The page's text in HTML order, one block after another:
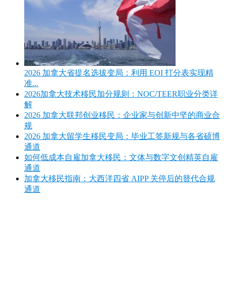
2026 加拿大省提名选拔变局：利用 EOI 打分表实现精
准...
2026加拿大技术移民加分规则：NOC/TEER职业分类详
解
2026 加拿大联邦创业移民：企业家与创新中坚的商业合
规
2026 加拿大留学生移民变局：毕业工签新规与各省硕博
通道
如何低成本自雇加拿大移民：文体与数字文创精英自雇
通道
加拿大移民指南：大西洋四省 AIPP 关停后的替代合规
通道